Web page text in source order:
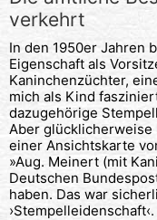
verkehrt
In den 1950er Jahren
Eigenschaft als
Kaninchenzüchter,
mich als Kind
dazugehörige
Aber
einer Ansichtskarte
»Aug. Meinert (mit
Deutschen
haben. Das war
›Stempelleidenschaft‹.